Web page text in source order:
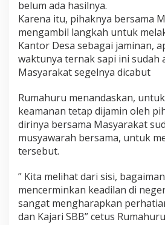
belum ada hasilnya.
Karena itu, pihaknya bersama
mengambil langkah untuk
Kantor Desa sebagai jaminan,
waktunya ternak sapi ini sudah
Masyarakat segelnya dicabut
Rumahuru menandaskan,
keamanan tetap dijamin oleh
dirinya bersama Masyarakat
musyawarah bersama, untuk
tersebut.
” Kita melihat dari sisi,
mencerminkan keadilan di
sangat mengharapkan
dan Kajari SBB” cetus